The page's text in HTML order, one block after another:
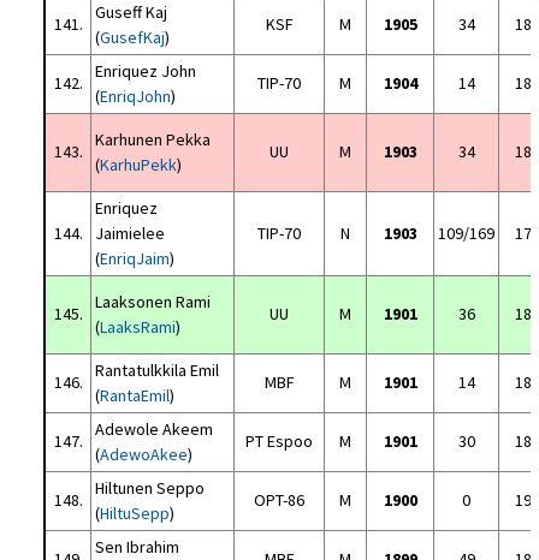
141.
Guseff Kaj
(GusefKaj)
KSF M 1905 34
142.
Enriquez John
(EnriqJohn)
TIP-70 M 1904 14
143.
Karhunen Pekka
(KarhuPekk)
UU M 1903 34
144.
Enriquez
Jaimielee
(EnriqJaim)
TIP-70 N 1903 109/169
145.
Laaksonen Rami
(LaaksRami)
UU M 1901 36
146.
Rantatulkkila Emil
(RantaEmil)
MBF M 1901 14
147.
Adewole Akeem
(AdewoAkee)
PT Espoo M 1901 30
148.
Hiltunen Seppo
(HiltuSepp)
OPT-86 M 1900 0
Sen Ibrahim